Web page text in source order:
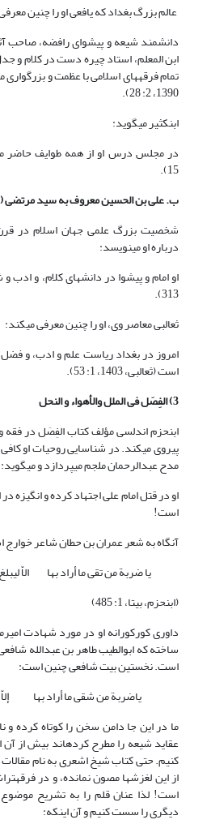
عالم بزرگ بغداد که یافعى او را چنین
دانشمند شیعه و پیشواى رافضه، صاحب
ابن المعلم، استاد چیره دست در کلام و
تمام فرقه‏هاى اسلامى با عظمت و بزرگوارى
1390، 2: 28).
ابن‏کثیر مى‏گوید:
15).
ب. على بن الحسین معروف به سید مرتضى (436ـ 355)
شخصیت بزرگ علمى جهان اسلام در
درباره او مى‏نویسد:
313).
ثعالبى معاصر وى، او را چنین معرفى مى‏کند:
امروز در بغداد ریاست علم و ادب، و
است (ثعالبی، 1403، 1: 53).
3) الفِصَل فى الملل والأهواء و النحل
ابن‏حزم اندلسى مؤلف کتاب الفِصَل در
پیروى مى‏کند. در شناسایى روحیات او
مدح عبدالرحمان ملجم مى‏پردازد و مى‏گوید:
او در قتل امام على اجتهاد کرده و
است!
آنگاه به شعر عمران بن حطان شاعر
یا ضربة من تقى ما أراد بها الاّ
(ابن‏حزم، بی‏تا، 1: 485)
داورى کورکورانه او در مورد شهادت
ساخته که ابوالطیب طاهر بن عبدالله
است. نخستین بیت شافعی چنین است:
یاضربة من شقى ما أراد بها إلاّ
ما در این جا دامن سخن را کوتاه کرده و
عقاید شیعه را مطرح کرده‏اند بیش از آن
کنیم. حتى کتاب شیخ اشعرى به نام مقالات
از این لغزش‏ها مصون نمانده، و در
است! لذا عنان قلم را به تشریح موضوع
دیگری را سست کنیم و آن اینکه: